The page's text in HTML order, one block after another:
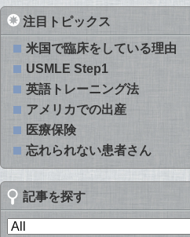
注目トピックス
米国で臨床をしている理由
USMLE Step1
英語トレーニング法
アメリカでの出産
医療保険
忘れられない患者さん
記事を探す